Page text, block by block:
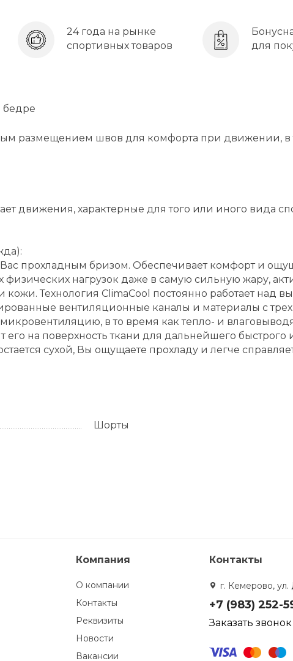
24 года на рынке
спортивных товаров
для
бедре
размещением швов для комфорта при движении, в
движения, характерные для того или иного вида
Вас прохладным бризом. Обеспечивает комфорт и
нагрузок даже в самую сильную жару,
кожи. Технология ClimaCool постоянно работает над
вентиляционные каналы и материалы с
в то время как тепло- и
на поверхность ткани для дальнейшего быстрого
сухой, Вы ощущаете прохладу и легче
Шорты
Компания
О компании
Контакты
Реквизиты
Новости
Вакансии
Контакты
г. Кемерово,
+7 (983) 252-
Заказать звонок